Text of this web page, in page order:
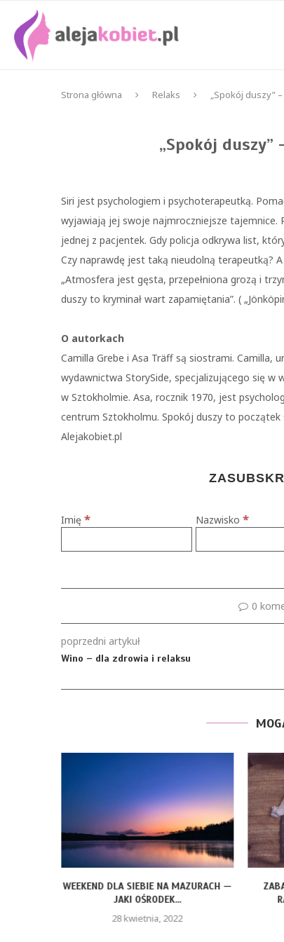
Strona główna Relaks
„Spokój duszy”
„Spokój
Siri jest psychologiem i psychoterapeutką.
wyjawiają jej swoje najmroczniejsze tajemnice.
jednej z pacjentek. Gdy policja odkrywa list,
Czy naprawdę jest taką nieudolną terapeutką?
„Atmosfera jest gęsta, przepełniona grozą i
duszy to kryminał wart zapamiętania”. (
O autorkach
Camilla Grebe i Asa Träff są siostrami. Camilla,
wydawnictwa StorySide, specjalizującego się w
w Sztokholmie. Asa, rocznik 1970, jest
centrum Sztokholmu. Spokój duszy to
Alejakobiet.pl
Imię * Nazwisko*
0
poprzedni artykuł
Wino – dla zdrowia i relaksu
WEEKEND DLA SIEBIE NA MAZURACH —
JAKI OŚRODEK...
28 kwietnia, 2022